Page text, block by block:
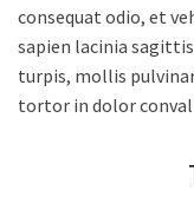
consequat odio, et
sapien lacinia
turpis, mollis
tortor in dolor